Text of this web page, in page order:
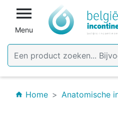

Menu
home Home Anatomische